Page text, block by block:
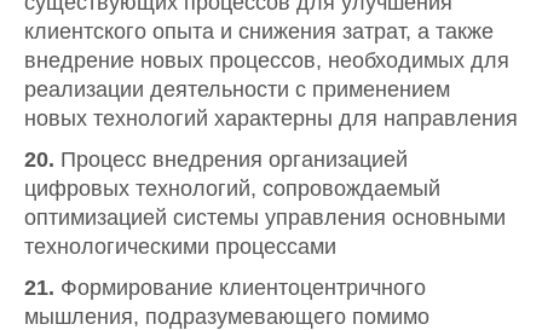
клиентского опыта и снижения затрат, а также
внедрение новых процессов, необходимых для
реализации деятельности с применением
новых технологий характерны для направления
20. Процесс внедрения организацией
цифровых технологий, сопровождаемый
оптимизацией системы управления основными
технологическими процессами
21. Формирование клиентоцентричного
мышления, подразумевающего помимо